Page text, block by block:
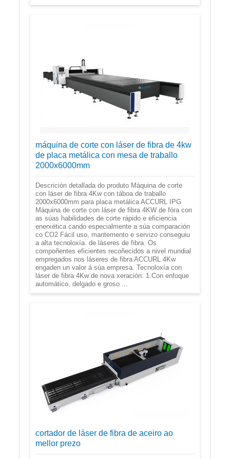
máquina de corte con láser de fibra de 4kw
de placa metálica con mesa de traballo
2000x6000mm
Descrición detallada do produto Máquina de corte
con láser de fibra 4Kw con táboa de traballo
2000x6000mm para placa metálica ACCURL IPG
Máquina de corte con láser de fibra 4KW de fóra con
as súas habilidades de corte rápido e eficiencia
enerxética cando especialmente a súa comparación
co CO2 Fácil uso, mantemento e servizo conseguiu
a alta tecnoloxía. de láseres de fibra. Os
compoñentes eficientes recoñecidos a nivel mundial
empregados nos láseres de fibra ACCURL 4Kw
engaden un valor á súa empresa. Tecnoloxía con
láser de fibra 4Kw de nova xeración: 1.Con enfoque
automático, delgado e groso ...
cortador de láser de fibra de aceiro ao
mellor prezo